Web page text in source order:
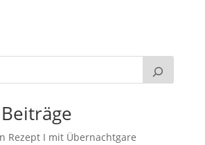
Rezept I mit Übernachtgare